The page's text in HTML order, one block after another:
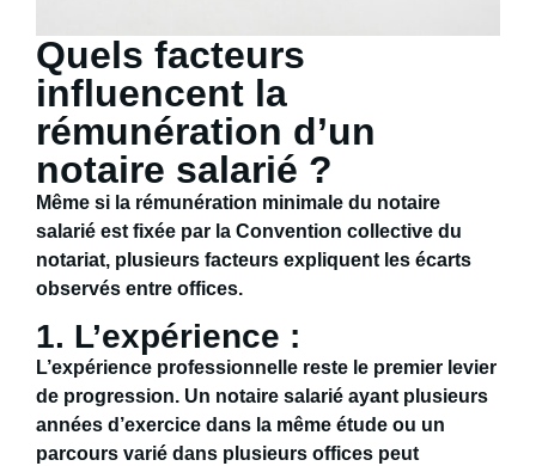
Quels facteurs
influencent la
rémunération d’un
notaire salarié ?
Même si la rémunération minimale du notaire
salarié est fixée par la Convention collective du
notariat, plusieurs facteurs expliquent les écarts
observés entre offices.
1. L’expérience :
L’expérience professionnelle reste le premier levier
de progression. Un notaire salarié ayant plusieurs
années d’exercice dans la même étude ou un
parcours varié dans plusieurs offices peut